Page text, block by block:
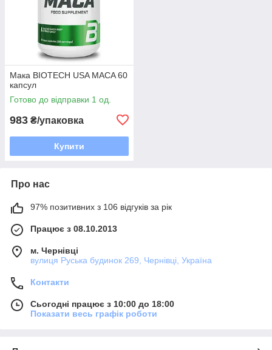
Мака BIOTECH USA MACA 60
капсул
Готово до відправки 1 од.
983 ₴/упаковка
Купити
Про нас
97% позитивних з 106 відгуків за рік
Працює з 08.10.2013
м. Чернівці
вулиця Руська будинок 269, Чернівці, Україна
Контакти
Сьогодні працює з 10:00 до 18:00
Показати весь графік роботи